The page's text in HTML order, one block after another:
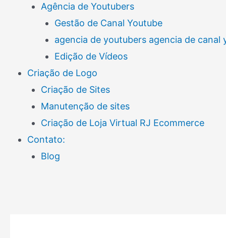
Agência de Youtubers
Gestão de Canal Youtube
agencia de youtubers agencia de canal
Edição de Vídeos
Criação de Logo
Criação de Sites
Manutenção de sites
Criação de Loja Virtual RJ Ecommerce
Contato:
Blog